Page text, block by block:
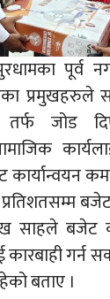
पूर्व
प्रमुखहरुले
तर्फ जोड
साहले बजेट
गर्न
बताए ।